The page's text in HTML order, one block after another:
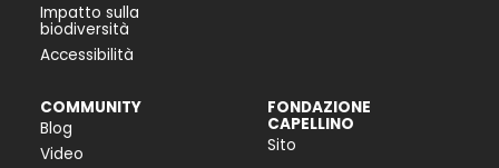
Impatto sulla
biodiversità
Accessibilità
COMMUNITY
Blog
Video
FONDAZIONE
CAPELLINO
Sito